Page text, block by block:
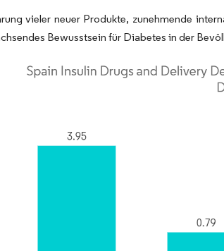
vieler neuer Produkte, zunehmende
Bewusstsein für Diabetes in der